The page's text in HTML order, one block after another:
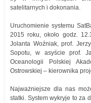
satelitarnych i dokonania.
Uruchomienie systemu
2015 roku, około godz.
Jolanta Woźniak, prof.
Sopotu, w asyście prof.
Oceanologii Polskiej
Ostrowskiej – kierownika
Najważniejsze dla nas
statki. System wykryje to za